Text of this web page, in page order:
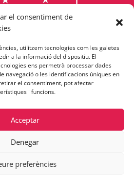
el consentiment de
utilitzem tecnologies com les galetes
a la informació del dispositiu. El
ens permetrà processar dades
navegació o les identificacions úniques en
el consentiment, pot afectar
i funcions.
Acceptar
Denegar
preferències
els programes
per la Unió Europea